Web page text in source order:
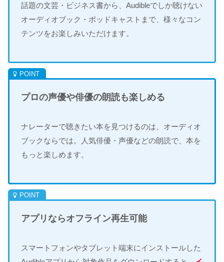
話題の文芸・ビジネス書から、Audibleでしか聴けない
オーディオブック・ポッドキャストまで、様々なコン
テンツをお楽しみいただけます。
プロの声優や俳優の朗読も楽しめる
ナレーターで聴きたい本を見つけるのは、オーディオ
ブックならでは。人気俳優・声優などの朗読で、本を
もっと楽しめます。
アプリならオフライン再生可能
スマートフォンやタブレット端末にインストールした